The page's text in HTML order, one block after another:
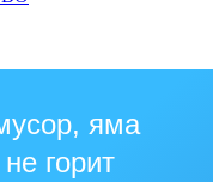
яма
горит